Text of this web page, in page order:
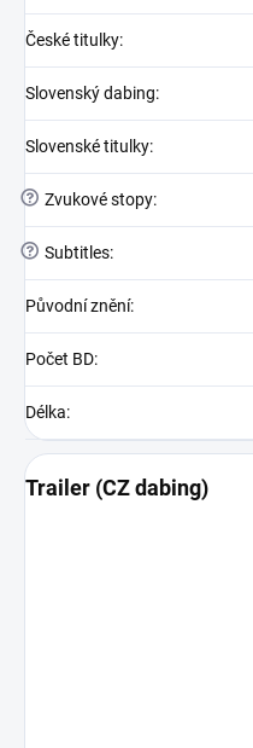
České titulky:
Slovenský dabing:
Slovenské titulky:
? Zvukové stopy:
? Subtitles:
Původní znění:
Počet BD:
Délka:
Trailer (CZ dabing)